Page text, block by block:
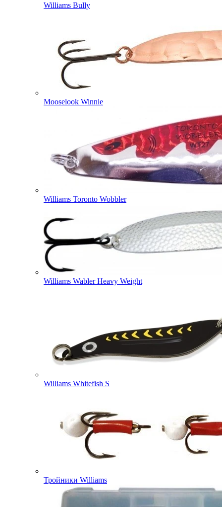
Williams Bully
Mooselook Winnie
Williams Toronto Wobbler
Williams Wabler Heavy Weight
Williams Whitefish S
Тройники Williams